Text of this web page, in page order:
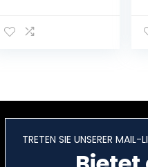
TRETEN SIE UNSERER MAIL-